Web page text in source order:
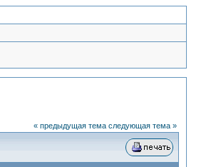
« предыдущая тема следующая тема »